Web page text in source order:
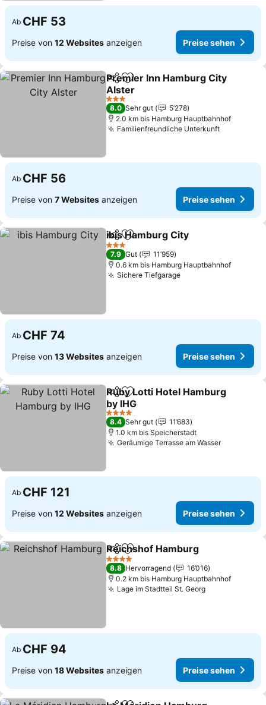
Ab CHF 53
Preise von 12 Websites anzeigen Preise sehen
TeilenZu Favoriten hinzufügen
Premier Inn Hamburg City
Alster
3 Sterne
8.0 Sehr gut
5’278
2.0 km bis Hamburg Hauptbahnhof
Familienfreundliche Unterkunft
Ab CHF 56
Preise von 7 Websites anzeigen Preise sehen
TeilenZu Favoriten hinzufügen
ibis Hamburg City
3 Sterne
7.9 Gut
11’959
0.6 km bis Hamburg Hauptbahnhof
Sichere Tiefgarage
Ab CHF 74
Preise von 13 Websites anzeigen Preise sehen
TeilenZu Favoriten hinzufügen
Ruby Lotti Hotel Hamburg
by IHG
4 Sterne
8.4 Sehr gut
11’683
1.0 km bis Speicherstadt
Geräumige Terrasse am Wasser
Ab CHF 121
Preise von 12 Websites anzeigen Preise sehen
TeilenZu Favoriten hinzufügen
Reichshof Hamburg
4 Sterne
8.8 Hervorragend
16’016
0.2 km bis Hamburg Hauptbahnhof
Lage im Stadtteil St. Georg
Ab CHF 94
Preise von 18 Websites anzeigen Preise sehen